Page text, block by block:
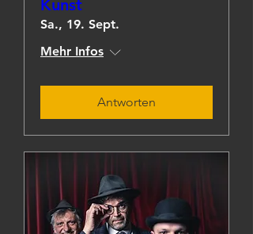
Kunst
Sa., 19. Sept.
Mehr Infos
Antworten